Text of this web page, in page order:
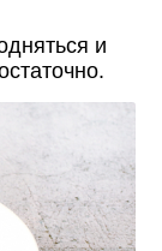
и